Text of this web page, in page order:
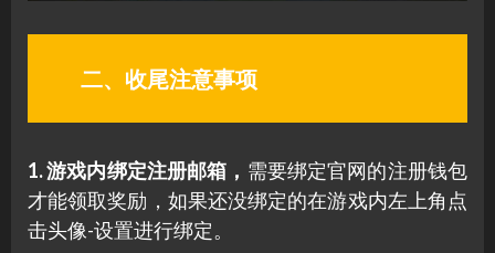
二、收尾注意事项
1. 游戏内绑定注册邮箱， 需要绑定官网的注册钱包
才能领取奖励，如果还没绑定的在游戏内左上角点
击头像-设置进行绑定。